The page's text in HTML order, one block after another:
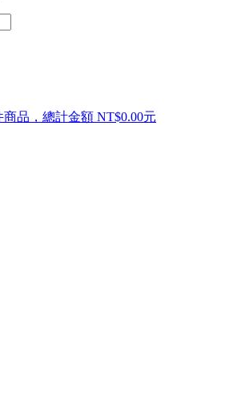
品，總計金額 NT$0.00元